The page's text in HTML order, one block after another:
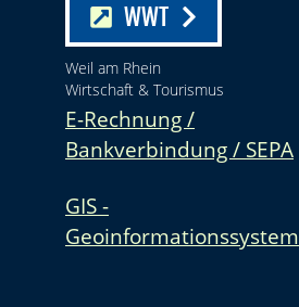
WWT
Weil am Rhein
Wirtschaft & Tourismus
E-Rechnung /
Bankverbindung / SEPA
GIS -
Geoinformationssystem